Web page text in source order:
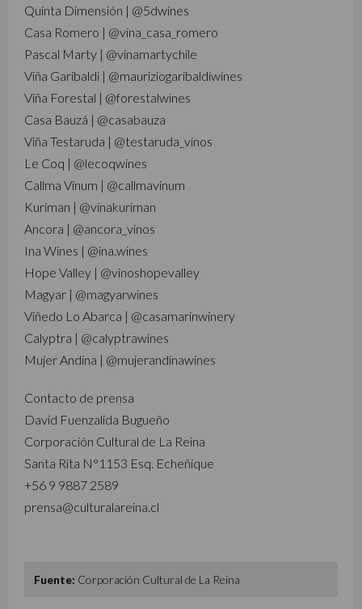
Quinta Dimensión | @5dwines
Casa Romero | @vina_casa_romero
Pascal Marty | @vinamartychile
Viña Garibaldi | @mauriziogaribaldiwines
Viña Forestal | @forestalwines
Casa Bauzá | @casabauza
Viña Testaruda | @testaruda_vinos
Le Coq | @lecoqwines
Callma Vinum | @callmavinum
Kuriman | @vinakuriman
Ancora | @ancora_vinos
Ina Wines | @ina.wines
Hope Valley | @vinoshopevalley
Magyar | @magyarwines
Viñedo Lo Abarca | @casamarinwinery
Calyptra | @calyptrawines
Mujer Andina | @mujerandinawines
Contacto de prensa
David Fuenzalida Bugueño
Corporación Cultural de La Reina
Santa Rita N°1153 Esq. Echeñique
+56 9 9887 2589
prensa@culturalareina.cl
Fuente: Corporación Cultural de La Reina